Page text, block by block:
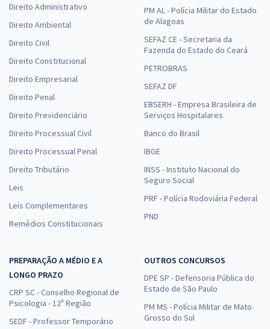
Direito Administrativo
Direito Ambiental
Direito Civil
Direito Constitucional
Direito Empresarial
Direito Penal
Direito Previdenciário
Direito Processual Civil
Direito Processual Penal
Direito Tributário
Leis
Leis Complementares
Remédios Constitucionais
PM AL - Polícia Militar do Estado
de Alagoas
SEFAZ CE - Secretaria da
Fazenda do Estado do Ceará
PETROBRAS
SEFAZ DF
EBSERH - Empresa Brasileira de
Serviços Hospitalares
Banco do Brasil
IBGE
INSS - Instituto Nacional do
Seguro Social
PRF - Polícia Rodoviária Federal
PND
PREPARAÇÃO A MÉDIO E A
LONGO PRAZO
CRP SC - Conselho Regional de
Psicologia - 12ª Região
SEDF - Professor Temporário
OUTROS CONCURSOS
DPE SP - Defensoria Pública do
Estado de São Paulo
PM MS - Polícia Militar de Mato
Grosso do Sul